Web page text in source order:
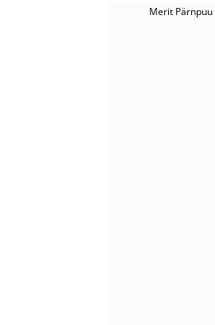
Merit Pärnpuu